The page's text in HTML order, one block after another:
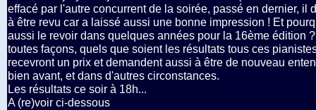
effacé par l'autre concurrent de la soirée, passé en dernier, il
à être revu car a laissé aussi une bonne impression ! Et
aussi le revoir dans quelques années pour la 16ème édition
toutes façons, quels que soient les résultats tous ces
recevront un prix et demandent aussi à être de nouveau
bien avant, et dans d'autres circonstances.
Les résultats ce soir à 18h...
A (re)voir ci-dessous